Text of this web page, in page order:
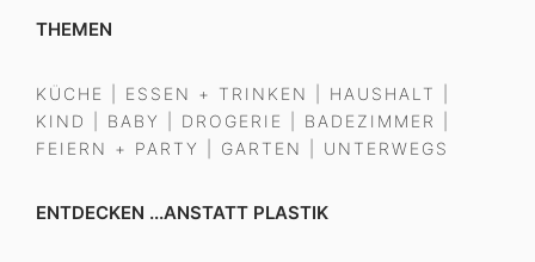
THEMEN
KÜCHE ESSEN + TRINKEN HAUSHALT
KIND
BABY DROGERIE BADEZIMMER
FEIERN + PARTY
GARTEN UNTERWEGS
ENTDECKEN ...ANSTATT PLASTIK